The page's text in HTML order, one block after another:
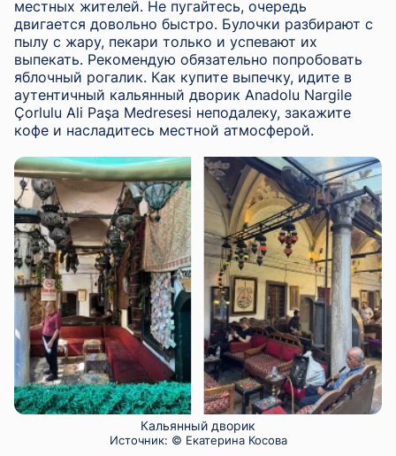
местных жителей. Не пугайтесь, очередь
двигается довольно быстро. Булочки разбирают с
пылу с жару, пекари только и успевают их
выпекать. Рекомендую обязательно попробовать
яблочный рогалик. Как купите выпечку, идите в
аутентичный кальянный дворик Anadolu Nargile
Çorlulu Ali Paşa Medresesi неподалеку, закажите
кофе и насладитесь местной атмосферой.
Кальянный дворик
Источник: © Екатерина Косова